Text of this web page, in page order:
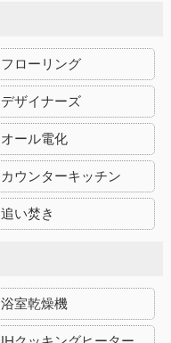
フローリング
デザイナーズ
オール電化
カウンターキッチン
追い焚き
浴室乾燥機